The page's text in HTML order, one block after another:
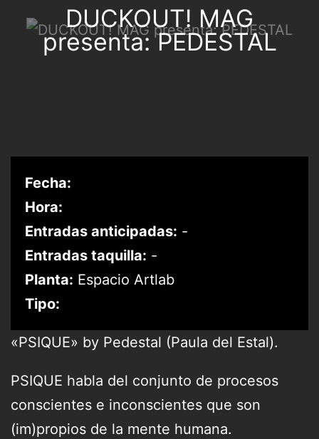
DUCKOUT! MAG
presenta: PEDESTAL
Fecha:
Hora:
Entradas anticipadas: -
Entradas taquilla: -
Planta: Espacio Artlab
Tipo:
«PSIQUE» by Pedestal (Paula del Estal).
PSIQUE habla del conjunto de procesos
conscientes e inconscientes que son
(im)propios de la mente humana.